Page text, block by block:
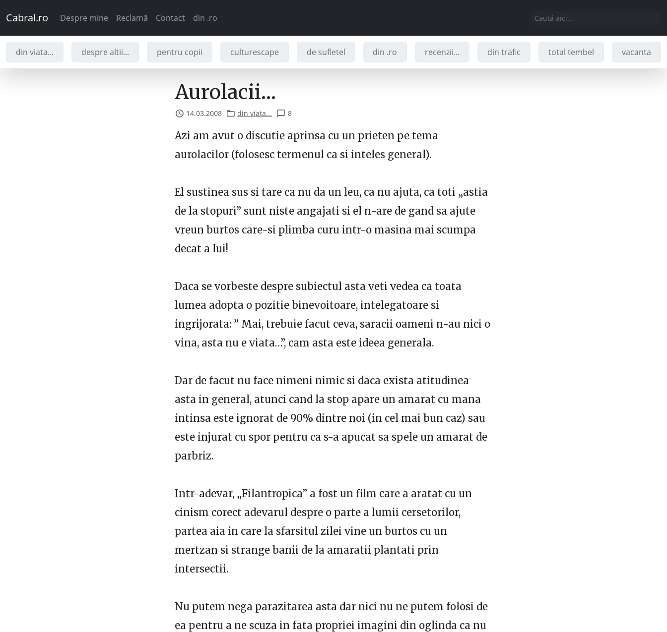
Cabral.ro Despre mine Reclamă Contact din .ro
din viata... despre altii... pentru copii culturescape de sufletel din .ro recenzii... din trafic total tembel vacanta
Aurolacii…
14.03.2008 din viata... 8
Azi am avut o discutie aprinsa cu un prieten pe tema
aurolacilor (folosesc termenul ca si inteles general).
El sustinea sus si tare ca nu da un leu, ca nu ajuta, ca toti „astia
de la stopuri” sunt niste angajati si el n-are de gand sa ajute
vreun burtos care-si plimba curu intr-o masina mai scumpa
decat a lui!
Daca se vorbeste despre subiectul asta veti vedea ca toata
lumea adopta o pozitie binevoitoare, intelegatoare si
ingrijorata: ” Mai, trebuie facut ceva, saracii oameni n-au nici o
vina, asta nu e viata…”, cam asta este ideea generala.
Dar de facut nu face nimeni nimic si daca exista atitudinea
asta in general, atunci cand la stop apare un amarat cu mana
intinsa este ignorat de 90% dintre noi (in cel mai bun caz) sau
este injurat cu spor pentru ca s-a apucat sa spele un amarat de
parbriz.
Intr-adevar, „Filantropica” a fost un film care a aratat cu un
cinism corect adevarul despre o parte a lumii cersetorilor,
partea aia in care la sfarsitul zilei vine un burtos cu un
mertzan si strange banii de la amaratii plantati prin
intersectii.
Nu putem nega parazitarea asta dar nici nu ne putem folosi de
ea pentru a ne scuza in fata propriei imagini din oglinda ca nu